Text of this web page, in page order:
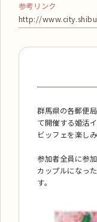
参考リンク
http://
群馬県の各郵便
て開催する婚活
ビッフェを楽し
参加者全員に参
カップルになっ
す。